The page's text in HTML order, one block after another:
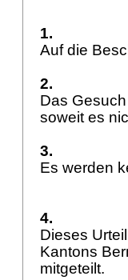
1.
Auf die
2.
Das
soweit es
3.
Es werden
4.
Dieses
Kantons
mitgeteilt.